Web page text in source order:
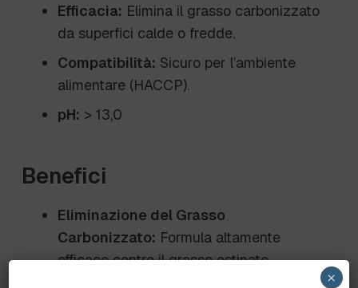
Efficacia: Elimina il grasso carbonizzato
da superfici calde o fredde.
Compatibilità: Sicuro per l’ambiente
alimentare (HACCP).
pH: > 13,0
Benefici
Eliminazione del Grasso
Carbonizzato: Formula altamente
efficace contro il grasso ostinato.
×